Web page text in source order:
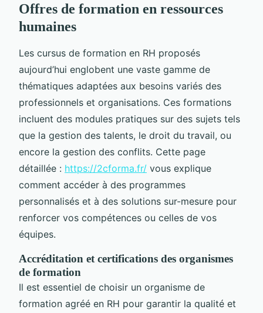
Offres de formation en ressources
humaines
Les cursus de formation en RH proposés
aujourd’hui englobent une vaste gamme de
thématiques adaptées aux besoins variés des
professionnels et organisations. Ces formations
incluent des modules pratiques sur des sujets tels
que la gestion des talents, le droit du travail, ou
encore la gestion des conflits. Cette page
détaillée : https://2cforma.fr/ vous explique
comment accéder à des programmes
personnalisés et à des solutions sur-mesure pour
renforcer vos compétences ou celles de vos
équipes.
Accréditation et certifications des organismes
de formation
Il est essentiel de choisir un organisme de
formation agréé en RH pour garantir la qualité et